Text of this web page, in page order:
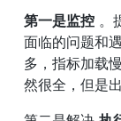
第一是监控 。
面临的问题和
多，指标加载
然很全，但是